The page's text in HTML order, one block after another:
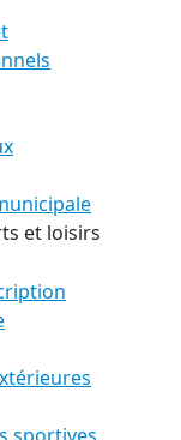
et loisirs